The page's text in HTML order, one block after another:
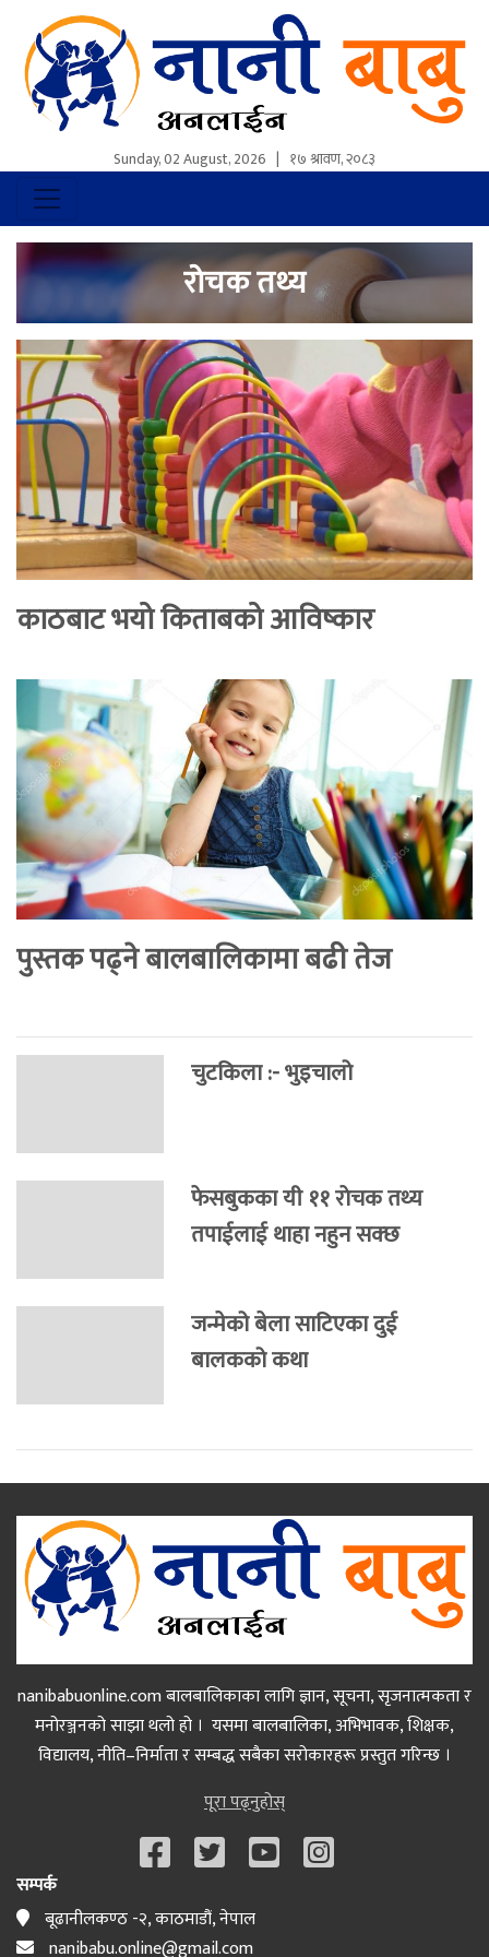
Sunday, 02 August, 2026 | १७ श्रावण, २०८३
रोचक तथ्य
काठबाट भयो किताबको आविष्कार
पुस्तक पढ्ने बालबालिकामा बढी तेज
चुटकिला :- भुइचालो
फेसबुकका यी ११ राेचक तथ्य
तपाईलाई थाहा नहुन सक्छ
जन्मेको बेला साटिएका दुई
बालकको कथा
nanibabuonline.com बालबालिकाका लागि ज्ञान, सूचना, सृजनात्मकता र
मनोरञ्जनको साझा थलो हो । यसमा बालबालिका, अभिभावक, शिक्षक,
विद्यालय, नीति–निर्माता र सम्बद्ध सबैका सरोकारहरू प्रस्तुत गरिन्छ ।
पूरा पढ्नुहोस्
सम्पर्क
बूढानीलकण्ठ -२, काठमाडौं, नेपाल
nanibabu.online@gmail.com